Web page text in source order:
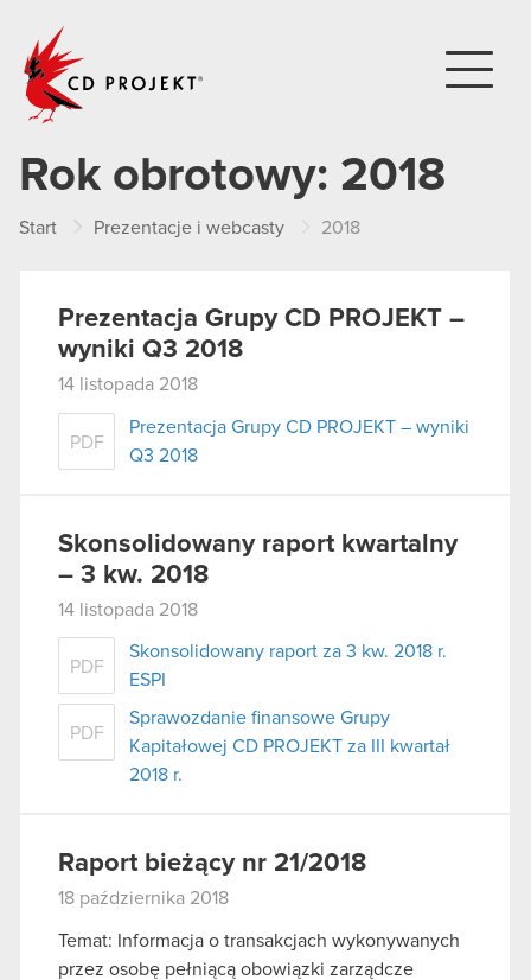
Rok obrotowy: 2018
Start Prezentacje i webcasty 2018
Prezentacja Grupy CD PROJEKT –
wyniki Q3 2018
14 listopada 2018
PDF
Prezentacja Grupy CD PROJEKT – wyniki
Q3 2018
Skonsolidowany raport kwartalny
– 3 kw. 2018
14 listopada 2018
PDF
Skonsolidowany raport za 3 kw. 2018 r.
ESPI
PDF
Sprawozdanie finansowe Grupy
Kapitałowej CD PROJEKT za III kwartał
2018 r.
Raport bieżący nr 21/2018
18 października 2018
Temat: Informacja o transakcjach wykonywanych
przez osobę pełniącą obowiązki zarządcze